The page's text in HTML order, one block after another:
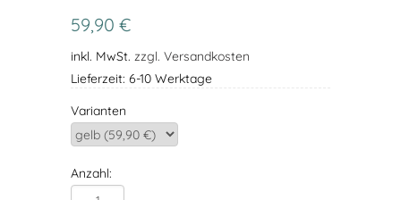
59,90 €
inkl. MwSt. zzgl. Versandkosten
Lieferzeit: 6-10 Werktage
Varianten
Anzahl: